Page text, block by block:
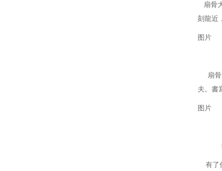
扇骨
刻龍近
图片
扇骨
夫。書
图片
錢錢
有了